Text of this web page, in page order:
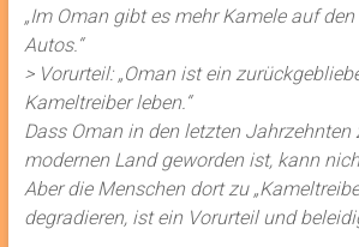
„Im Oman gibt es mehr Kamele auf
Autos.“
> Vorurteil: „Oman ist ein
Kameltreiber leben.“
Dass Oman in den letzten Jahrzehnten
modernen Land geworden ist, kann
Aber die Menschen dort zu
degradieren, ist ein Vorurteil und